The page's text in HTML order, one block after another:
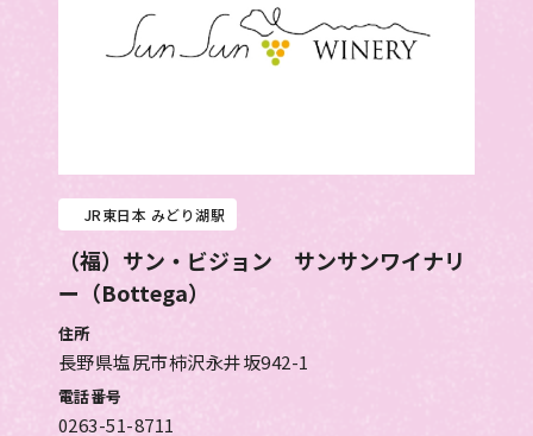
JR東日本 みどり湖駅
（福）サン・ビジョン サンサンワイナリ
ー（Bottega）
住所
長野県塩尻市柿沢永井坂942-1
電話番号
0263-51-8711